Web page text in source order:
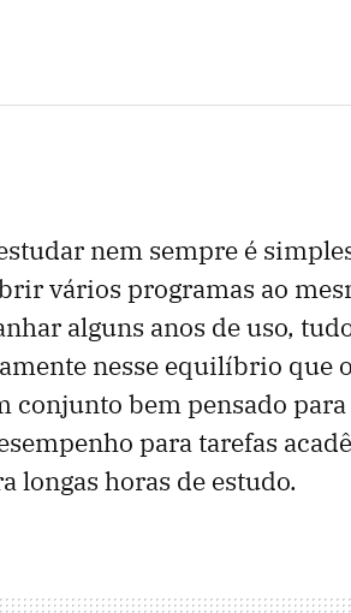
nem sempre é
vários programas ao
alguns anos de uso,
nesse equilíbrio que o
conjunto bem pensado
para tarefas
longas horas de estudo.